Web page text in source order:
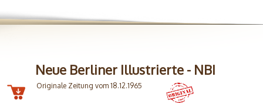
Neue Berliner Illustrierte - NBI
Originale Zeitung vom 18.12.1965